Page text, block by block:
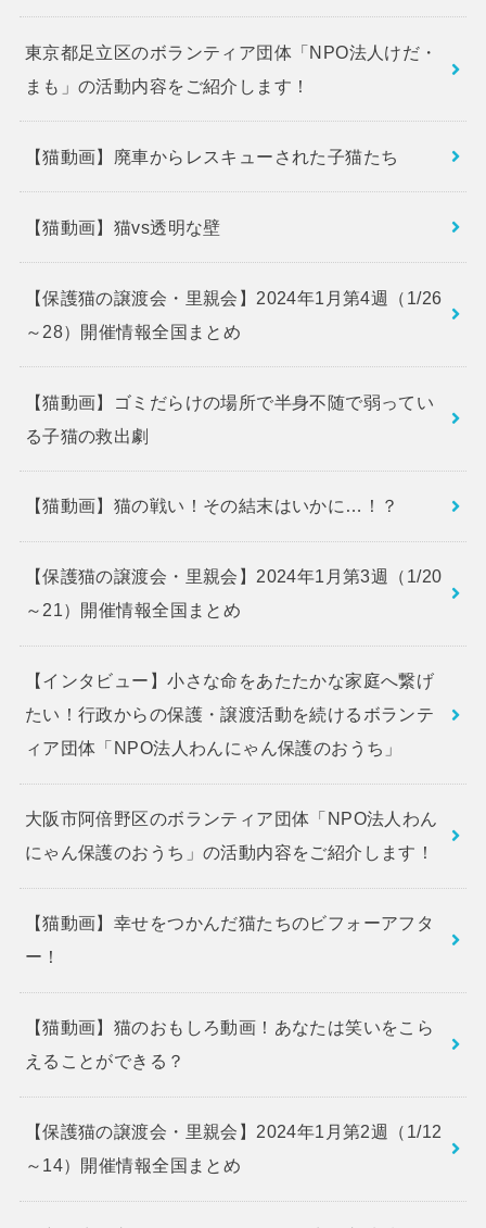
東京都足立区のボランティア団体「NPO法人けだ・
まも」の活動内容をご紹介します！
【猫動画】廃車からレスキューされた子猫たち
【猫動画】猫vs透明な壁
【保護猫の譲渡会・里親会】2024年1月第4週（1/26
～28）開催情報全国まとめ
【猫動画】ゴミだらけの場所で半身不随で弱ってい
る子猫の救出劇
【猫動画】猫の戦い！その結末はいかに…！？
【保護猫の譲渡会・里親会】2024年1月第3週（1/20
～21）開催情報全国まとめ
【インタビュー】小さな命をあたたかな家庭へ繋げ
たい！行政からの保護・譲渡活動を続けるボランテ
ィア団体「NPO法人わんにゃん保護のおうち」
大阪市阿倍野区のボランティア団体「NPO法人わん
にゃん保護のおうち」の活動内容をご紹介します！
【猫動画】幸せをつかんだ猫たちのビフォーアフタ
ー！
【猫動画】猫のおもしろ動画！あなたは笑いをこら
えることができる？
【保護猫の譲渡会・里親会】2024年1月第2週（1/12
～14）開催情報全国まとめ